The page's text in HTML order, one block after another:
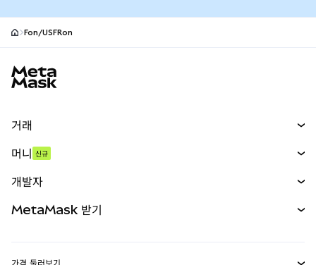
Fon/USFRon
거래
무기한 선물
실물자산
머니 신규
개발자
MetaMask 받기